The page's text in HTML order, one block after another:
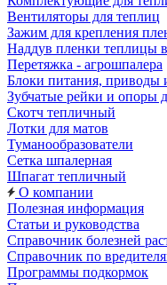
Вентиляторы для теплиц
Зажим для крепления
Наддув пленки теплицы
Перетяжка - агрошпалера
Блоки питания, приводы
Зубчатые рейки и опоры
Скотч тепличный
Лотки для матов
Туманообразователи
Сетка шпалерная
Шпагат тепличный
О компании
Полезная информация
Статьи и руководства
Справочник болезней
Справочник по
Программы подкормок